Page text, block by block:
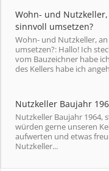
Wohn- und
sinnvoll umsetzen?
Wohn- und Nutzkeller,
umsetzen?: Hallo! Ich
vom Bauzeichner habe
des Kellers habe ich
Nutzkeller Baujahr
Nutzkeller Baujahr 1964,
würden gerne unseren
aufwerten und etwas
Nutzkeller...